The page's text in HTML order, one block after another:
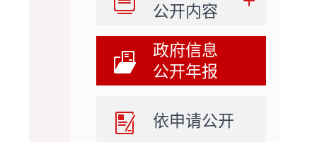
公开内容
政府信息
公开年报
依申请公开